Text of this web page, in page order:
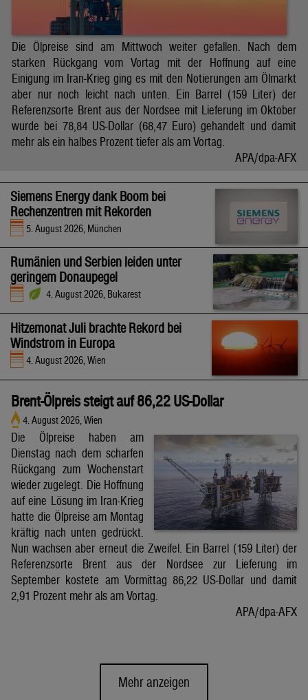
Die Ölpreise sind am Mittwoch weiter gefallen. Nach dem
starken Rückgang vom Vortag mit der Hoffnung auf eine
Einigung im Iran-Krieg ging es mit den Notierungen am Ölmarkt
aber nur noch leicht nach unten. Ein Barrel (159 Liter) der
Referenzsorte Brent aus der Nordsee mit Lieferung im Oktober
wurde bei 78,84 US-Dollar (68,47 Euro) gehandelt und damit
mehr als ein halbes Prozent tiefer als am Vortag.
APA/dpa-AFX
Siemens Energy dank Boom bei
Rechenzentren mit Rekorden
5. August 2026, München
Rumänien und Serbien leiden unter
geringem Donaupegel
4. August 2026, Bukarest
Hitzemonat Juli brachte Rekord bei
Windstrom in Europa
4. August 2026, Wien
Brent-Ölpreis steigt auf 86,22 US-Dollar
4. August 2026, Wien
Die Ölpreise haben am
Dienstag nach dem scharfen
Rückgang zum Wochenstart
wieder zugelegt. Die Hoffnung
auf eine Lösung im Iran-Krieg
hatte die Ölpreise am Montag
kräftig nach unten gedrückt.
Nun wachsen aber erneut die Zweifel. Ein Barrel (159 Liter) der
Referenzsorte Brent aus der Nordsee zur Lieferung im
September kostete am Vormittag 86,22 US-Dollar und damit
2,91 Prozent mehr als am Vortag.
APA/dpa-AFX
Mehr anzeigen